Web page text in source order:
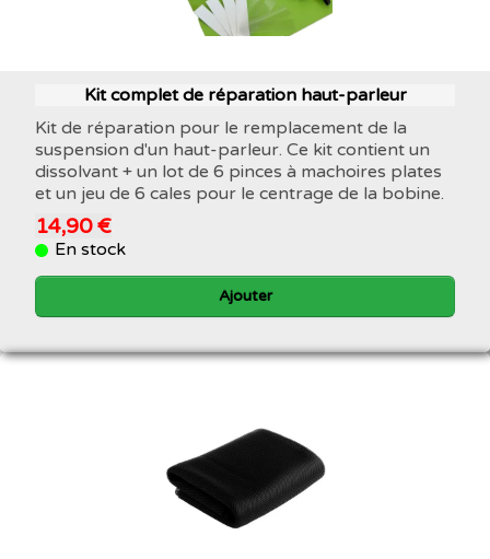
Kit complet de réparation haut-parleur
Kit de réparation pour le remplacement de la
suspension d'un haut-parleur. Ce kit contient un
dissolvant + un lot de 6 pinces à machoires plates
et un jeu de 6 cales pour le centrage de la bobine.
14,90 €
En stock
Ajouter